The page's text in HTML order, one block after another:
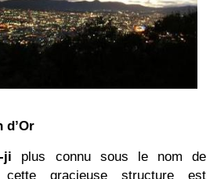
d’Or
ji plus connu sous le nom de
gracieuse structure est